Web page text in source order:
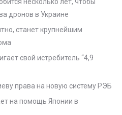
дронов в Украине
станет крупнейшим
свой истребитель “4,9
права на новую систему РЭБ
на помощь Японии в